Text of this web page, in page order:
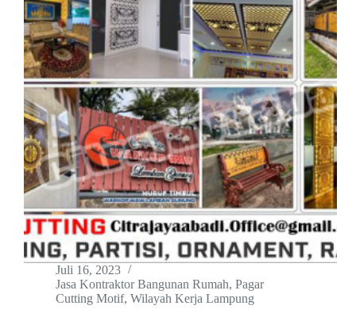
Juli 16, 2023
Jasa Kontraktor Bangunan Rumah, Pagar
Cutting Motif, Wilayah Kerja Lampung